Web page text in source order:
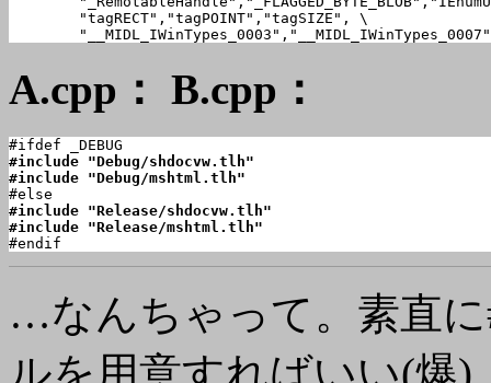
A.cpp： B.cpp：
#include "Debug/shdocvw.tlh"
#include "Debug/mshtml.tlh"
#include "Release/shdocvw.tlh"
#include "Release/mshtml.tlh"
#endif
…なんちゃって。素直
ルを用意すればいい(爆)